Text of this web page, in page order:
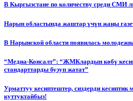
В Кыргызстане по количеству среди СМИ
Нарын областында жаштар үчүн жаңы
В Нарынской области появилась
“Медиа-Консалт”: “ЖМКлардын көбү
стандарттарды бузуп жатат”
Урматтуу кесиптештер, сиздерди
куттуктайбыз!